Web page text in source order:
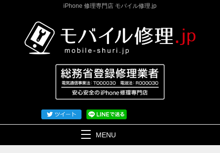
iPhone 修理専門店 モバイル修理.jp
MENU